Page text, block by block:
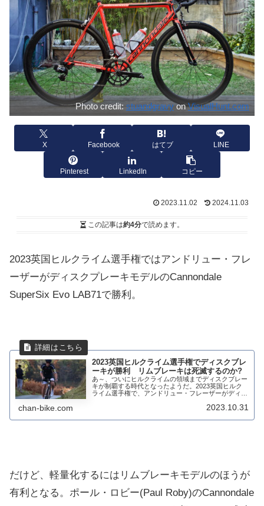
Photo credit: stuandgravyonVisualHunt.com
X Facebook はてブ LINE
Pinterest LinkedIn コピー
2023.11.02 2024.11.03
この記事は約4分で読めます。
2023英国ヒルクライム選手権ではアンドリュー・フレ
ーザーがディスクプレーキモデルのCannondale
SuperSix Evo LAB71で勝利。
2023英国ヒルクライム選手権でディスクブレ
ーキが勝利 リムブレーキは死滅するのか?
あ～、ついにヒルクライムの領域までディスクブレー
キが制覇する時代となったようだ。2023英国ヒルク
ライム選手権で、アンドリュー・フレーザーがディス
chan-bike.com 2023.10.31
だけど、軽量化するにはリムブレーキモデルのほうが
有利となる。ポール・ロビー(Paul Roby)のCannondale